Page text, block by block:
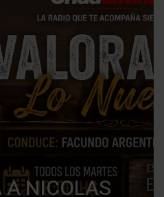
A NICOLAS